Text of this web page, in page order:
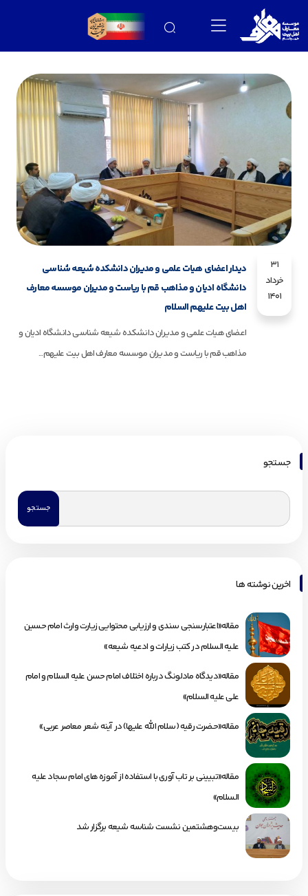
31
خرداد
1401
دیدار اعضای هیات علمی و مدیران دانشکده شیعه شناسی
دانشگاه ادیان و مذاهب قم با ریاست و مدیران موسسه معارف
اهل بیت علیهم السلام
اعضای هیات علمی و مدیران دانشکده شیعه شناسی دانشگاه ادیان و
مذاهب قم با ریاست و مدیران موسسه معارف اهل بیت علیهم...
جستجو
اخرین نوشته ها
مقاله«اعتبارسنجی سندی و ارزیابی محتوایی زیارت وارث امام حسین
علیه السلام در کتب زیارات و ادعیه شیعه»
مقاله«دیدگاه مادلونگ درباره اختلاف امام حسن علیه السلام و امام
علی علیه السلام»
مقاله«حضرت رقیه (سلام الله علیها) در آینه شعر معاصر عربی»
مقاله«تبیینی بر تاب آوری با استفاده از آموزه های امام سجاد علیه
السلام»
بیست‌وهشتمین نشست شناسه شیعه برگزار شد